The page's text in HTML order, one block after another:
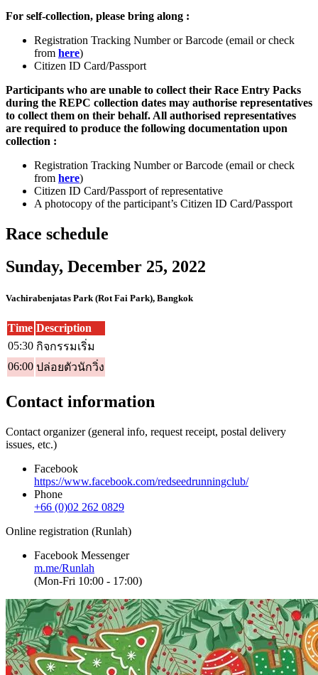
For self-collection, please bring along :
Registration Tracking Number or Barcode (email or check
from here)
Citizen ID Card/Passport
Participants who are unable to collect their Race Entry Packs
during the REPC collection dates may authorise representatives
to collect them on their behalf. All authorised representatives
are required to produce the following documentation upon
collection :
Registration Tracking Number or Barcode (email or check
from here)
Citizen ID Card/Passport of representative
A photocopy of the participant’s Citizen ID Card/Passport
Race schedule
Sunday, December 25, 2022
Vachirabenjatas Park (Rot Fai Park), Bangkok
Time Description
05:30 กิจกรรมเริ่ม
06:00 ปล่อยตัวนักวิ่ง
Contact information
Contact organizer (general info, request receipt, postal delivery
issues, etc.)
Facebook
https://www.facebook.com/redseedrunningclub/
Phone
+66 (0)02 262 0829
Online registration (Runlah)
Facebook Messenger
m.me/Runlah
(Mon-Fri 10:00 - 17:00)